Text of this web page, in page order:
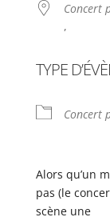
Concert
,
TYPE
Concert
Alors qu’un
pas (le
scène une